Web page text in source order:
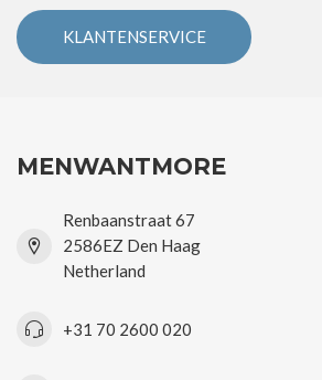
KLANTENSERVICE
MENWANTMORE
Renbaanstraat 67
2586EZ Den Haag
Netherland
+31 70 2600 020